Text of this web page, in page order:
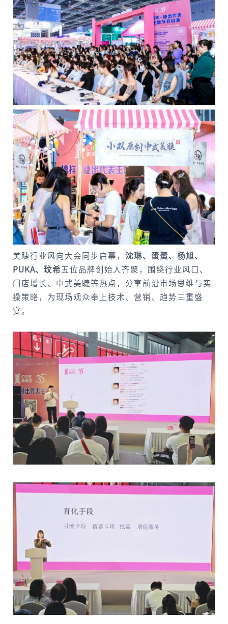
美睫行业风向大会同步启幕， 沈琳、蛋蛋、杨旭、
PUKA、玟希五位品牌创始人齐聚，围绕行业风口、
门店增长、中式美睫等热点，分享前沿市场思维与实
操策略，为现场观众奉上技术、营销、趋势三重盛
宴。